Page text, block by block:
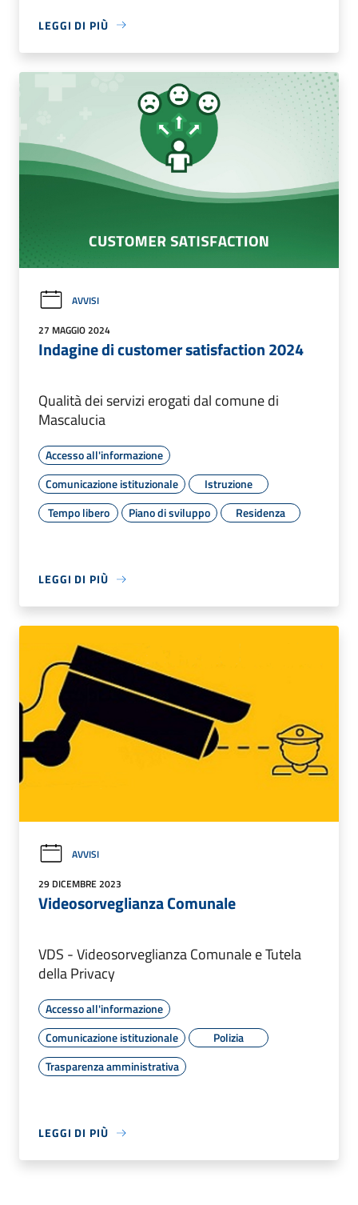
LEGGI DI PIÙ
AVVISI
27 MAGGIO 2024
Indagine di customer satisfaction 2024
Qualità dei servizi erogati dal comune di
Mascalucia
Accesso all'informazione
Comunicazione istituzionale
Istruzione
Tempo libero
Piano di sviluppo Residenza
LEGGI DI PIÙ
AVVISI
29 DICEMBRE 2023
Videosorveglianza Comunale
VDS - Videosorveglianza Comunale e Tutela
della Privacy
Accesso all'informazione
Comunicazione istituzionale
Polizia
Trasparenza amministrativa
LEGGI DI PIÙ